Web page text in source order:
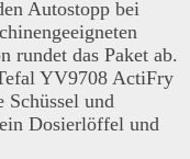
Autostopp bei
rundet das Paket ab.
YV9708 ActiFry
Schüssel und
Dosierlöffel und